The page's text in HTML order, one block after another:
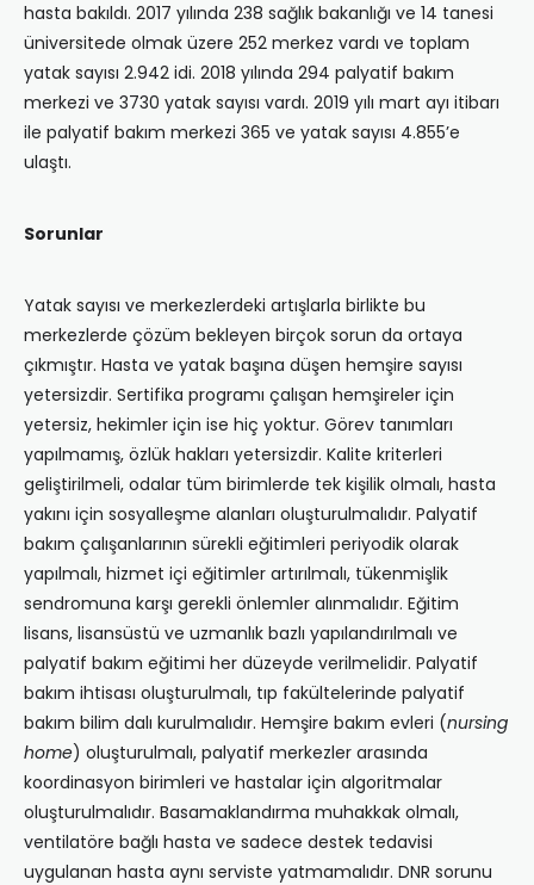
hasta bakıldı. 2017 yılında 238 sağlık bakanlığı ve 14 tanesi
üniversitede olmak üzere 252 merkez vardı ve toplam
yatak sayısı 2.942 idi. 2018 yılında 294 palyatif bakım
merkezi ve 3730 yatak sayısı vardı. 2019 yılı mart ayı itibarı
ile palyatif bakım merkezi 365 ve yatak sayısı 4.855’e
ulaştı.
Sorunlar
Yatak sayısı ve merkezlerdeki artışlarla birlikte bu
merkezlerde çözüm bekleyen birçok sorun da ortaya
çıkmıştır. Hasta ve yatak başına düşen hemşire sayısı
yetersizdir. Sertifika programı çalışan hemşireler için
yetersiz, hekimler için ise hiç yoktur. Görev tanımları
yapılmamış, özlük hakları yetersizdir. Kalite kriterleri
geliştirilmeli, odalar tüm birimlerde tek kişilik olmalı, hasta
yakını için sosyalleşme alanları oluşturulmalıdır. Palyatif
bakım çalışanlarının sürekli eğitimleri periyodik olarak
yapılmalı, hizmet içi eğitimler artırılmalı, tükenmişlik
sendromuna karşı gerekli önlemler alınmalıdır. Eğitim
lisans, lisansüstü ve uzmanlık bazlı yapılandırılmalı ve
palyatif bakım eğitimi her düzeyde verilmelidir. Palyatif
bakım ihtisası oluşturulmalı, tıp fakültelerinde palyatif
bakım bilim dalı kurulmalıdır. Hemşire bakım evleri (nursing
home) oluşturulmalı, palyatif merkezler arasında
koordinasyon birimleri ve hastalar için algoritmalar
oluşturulmalıdır. Basamaklandırma muhakkak olmalı,
ventilatöre bağlı hasta ve sadece destek tedavisi
uygulanan hasta aynı serviste yatmamalıdır. DNR sorunu